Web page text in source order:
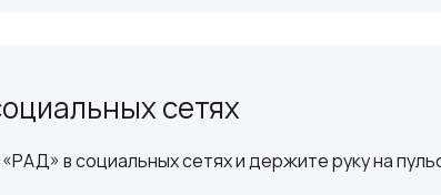
сетях
в социальных сетях и держите руку на